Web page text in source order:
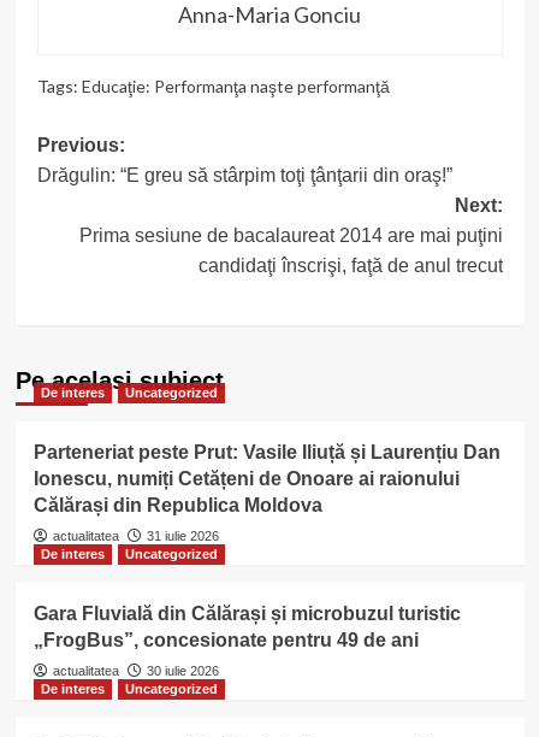
Anna-Maria Gonciu
Tags: Educaţie: Performanţa naşte performanţă
Post
navigation
Previous:
Drăgulin: “E greu să stârpim toţi ţânţarii din oraş!”
Next:
Prima sesiune de bacalaureat 2014 are mai puţini
candidaţi înscrişi, faţă de anul trecut
Pe acelasi subiect
De interes Uncategorized
Parteneriat peste Prut: Vasile Iliuță și Laurențiu Dan
Ionescu, numiți Cetățeni de Onoare ai raionului
Călărași din Republica Moldova
actualitatea
31 iulie 2026
De interes
Uncategorized
Gara Fluvială din Călărași și microbuzul turistic
„FrogBus”, concesionate pentru 49 de ani
actualitatea
30 iulie 2026
De interes
Uncategorized